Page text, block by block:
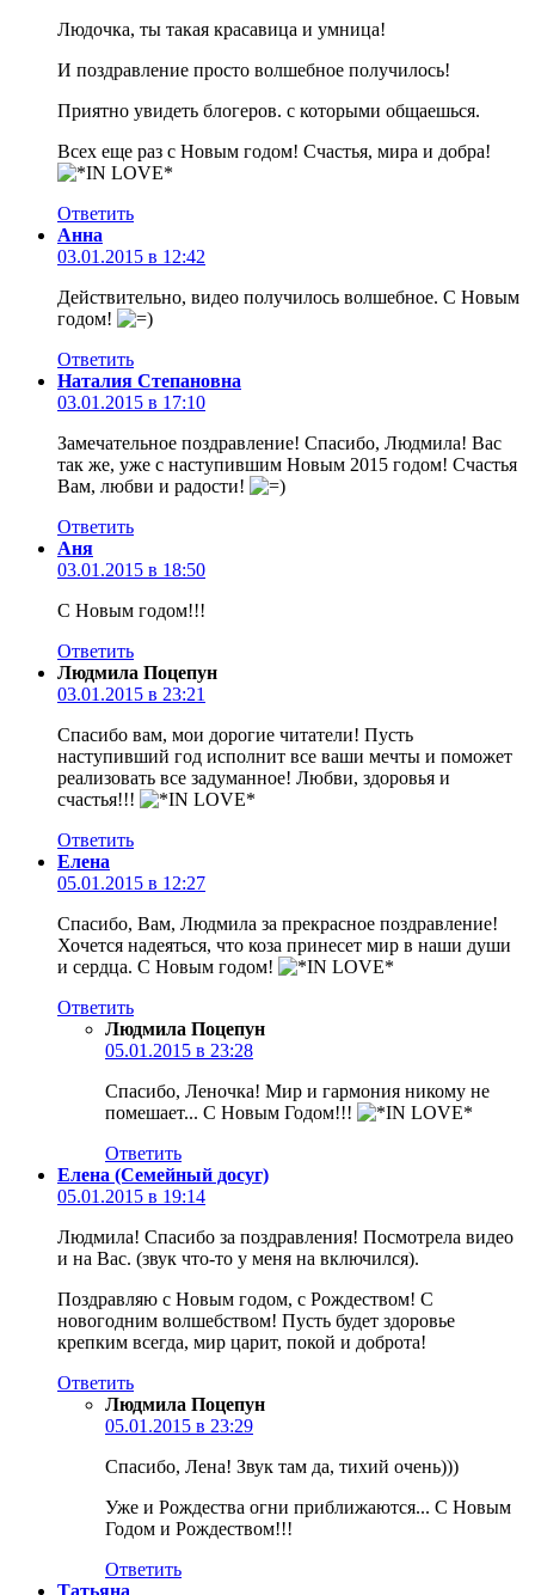
Людочка, ты такая красавица и умница!
И поздравление просто волшебное получилось!
Приятно увидеть блогеров. с которыми общаешься.
Всех еще раз с Новым годом! Счастья, мира и добра!
Ответить
Анна
03.01.2015 в 12:42
Действительно, видео получилось волшебное. С Новым
годом!
Ответить
Наталия Степановна
03.01.2015 в 17:10
Замечательное поздравление! Спасибо, Людмила! Вас
так же, уже с наступившим Новым 2015 годом! Счастья
Вам, любви и радости!
Ответить
Аня
03.01.2015 в 18:50
С Новым годом!!!
Ответить
Людмила Поцепун
03.01.2015 в 23:21
Спасибо вам, мои дорогие читатели! Пусть
наступивший год исполнит все ваши мечты и поможет
реализовать все задуманное! Любви, здоровья и
счастья!!!
Ответить
Елена
05.01.2015 в 12:27
Спасибо, Вам, Людмила за прекрасное поздравление!
Хочется надеяться, что коза принесет мир в наши души
и сердца. С Новым годом!
Ответить
Людмила Поцепун
05.01.2015 в 23:28
Спасибо, Леночка! Мир и гармония никому не
помешает... С Новым Годом!!!
Ответить
Елена (Семейный досуг)
05.01.2015 в 19:14
Людмила! Спасибо за поздравления! Посмотрела видео
и на Вас. (звук что-то у меня на включился).
Поздравляю с Новым годом, с Рождеством! С
новогодним волшебством! Пусть будет здоровье
крепким всегда, мир царит, покой и доброта!
Ответить
Людмила Поцепун
05.01.2015 в 23:29
Спасибо, Лена! Звук там да, тихий очень)))
Уже и Рождества огни приближаются... С Новым
Годом и Рождеством!!!
Ответить
Татьяна